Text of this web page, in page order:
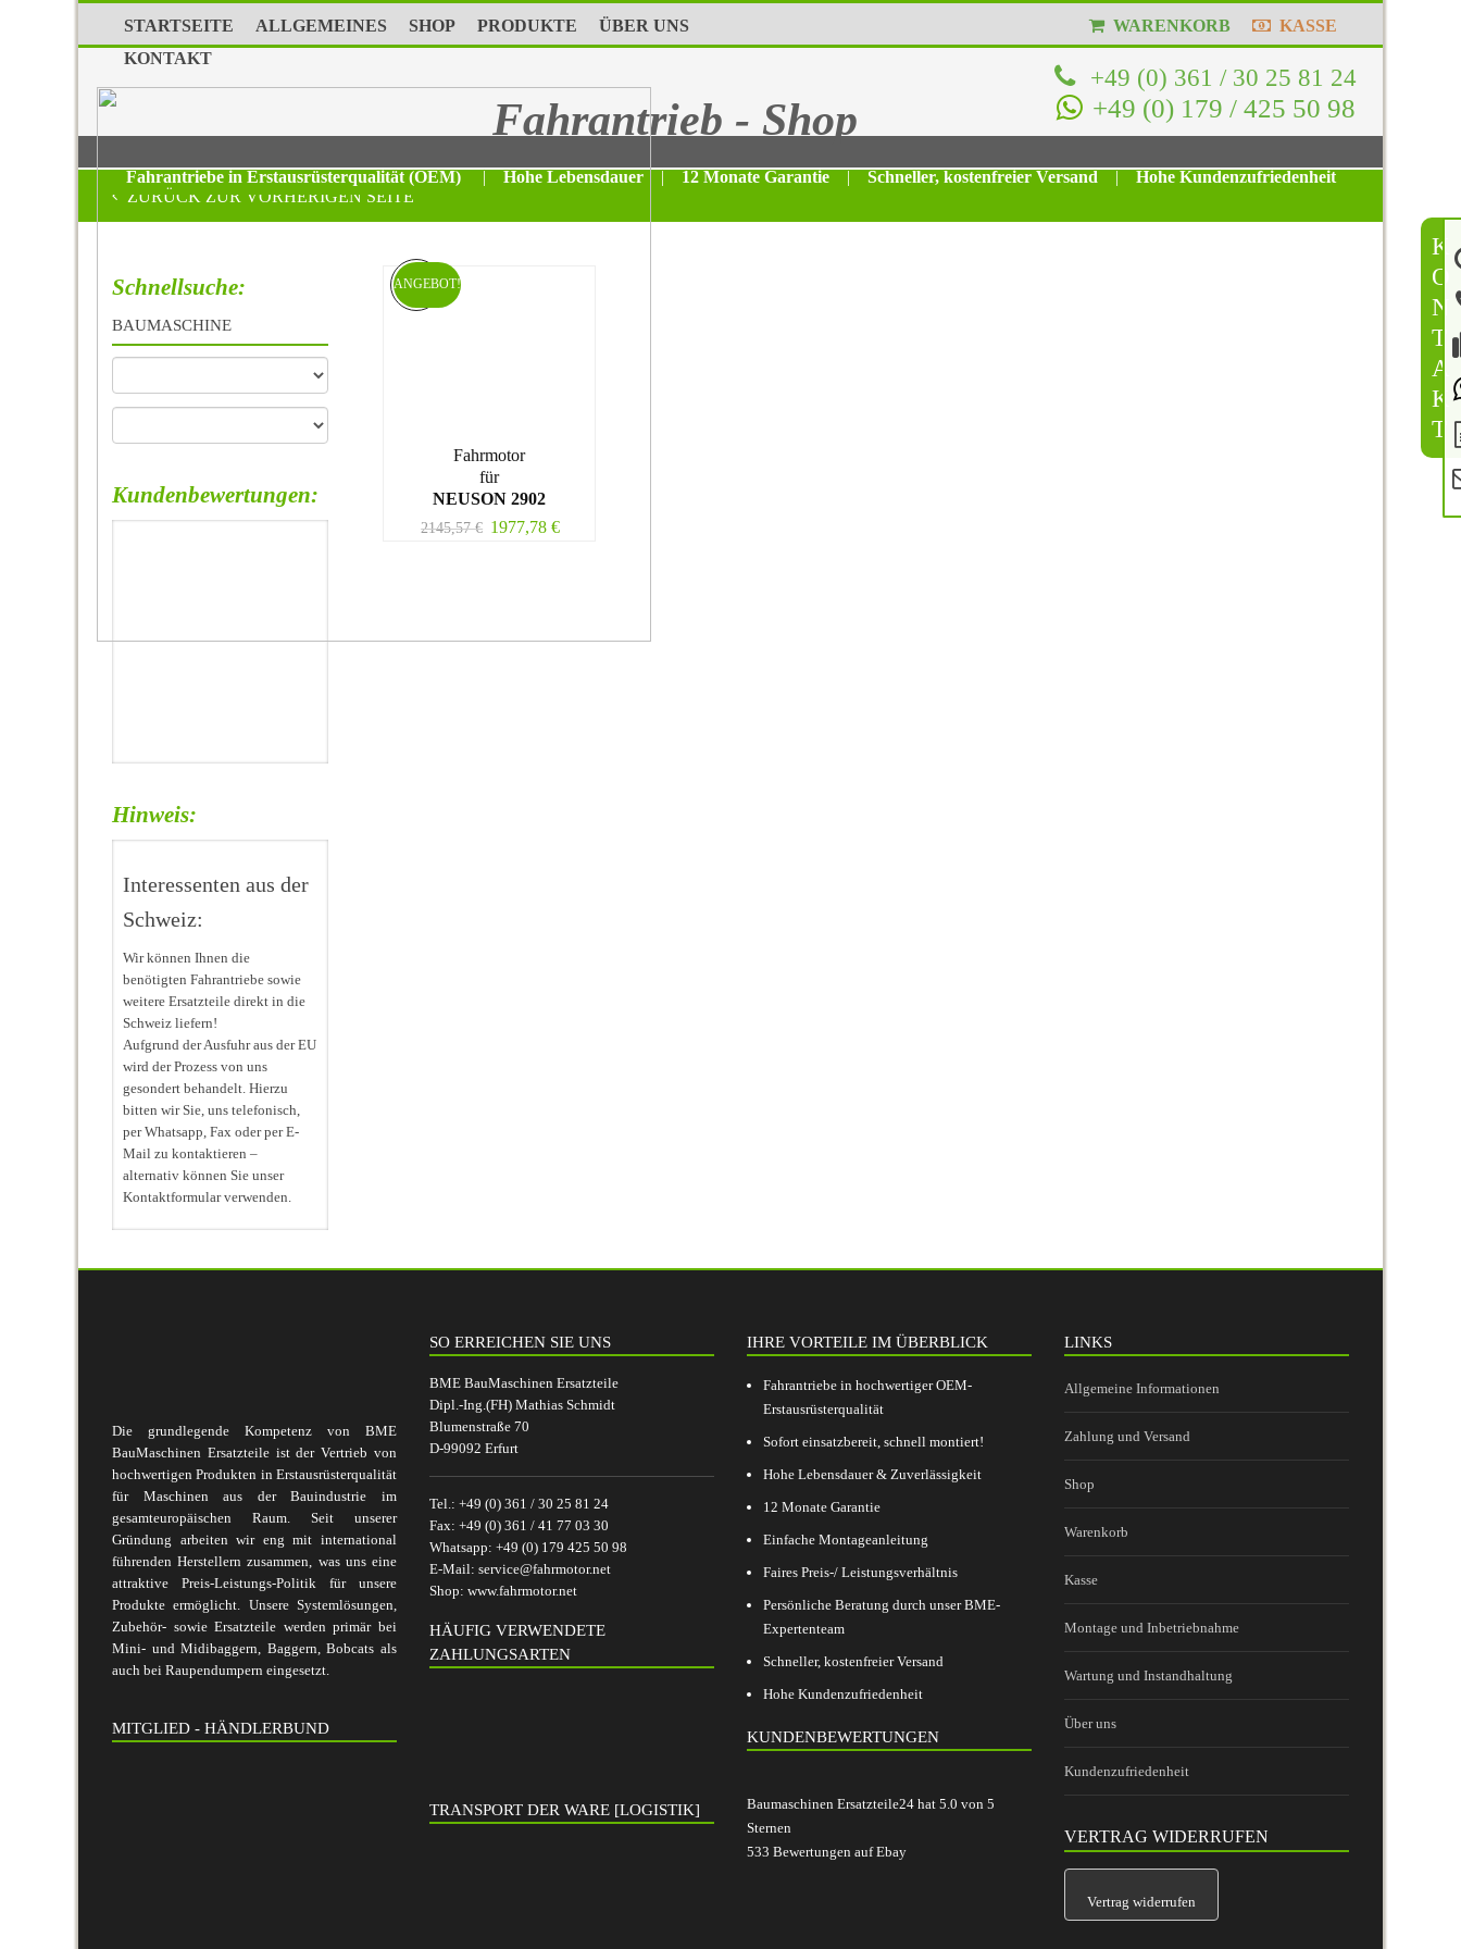
K
O
N
T
A
K
T
STARTSEITE ALLGEMEINES SHOP PRODUKTE
ÜBER UNS
KONTAKT
WARENKORB KASSE
+49 (0) 361 / 30 25 81 24
+49 (0) 179 / 425 50 98
Fahrantrieb - Shop
Fahrantriebe in Erstausrüsterqualität (OEM) | Hohe Lebensdauer | 12 Monate Garantie | Schneller, kostenfreier Versand |
Hohe Kundenzufriedenheit
ZURÜCK ZUR VORHERIGEN SEITE
Fahrmotor
für
NEUSON 2902
2145,57€ 1977,78€
ANGEBOT!
Schnellsuche:
BAUMASCHINE
Kundenbewertungen:
Hinweis:
Interessenten aus der
Schweiz:
Wir können Ihnen die
benötigten Fahrantriebe sowie
weitere Ersatzteile direkt in die
Schweiz liefern!
Aufgrund der Ausfuhr aus der EU
wird der Prozess von uns
gesondert behandelt. Hierzu
bitten wir Sie, uns telefonisch,
per Whatsapp, Fax oder per E-
Mail zu kontaktieren –
alternativ können Sie unser
Kontaktformular verwenden.
Die grundlegende Kompetenz von BME
BauMaschinen Ersatzteile ist der Vertrieb von
hochwertigen Produkten in Erstausrüsterqualität
für Maschinen aus der Bauindustrie im
gesamteuropäischen Raum. Seit unserer
Gründung arbeiten wir eng mit international
führenden Herstellern zusammen, was uns eine
attraktive Preis-Leistungs-Politik für unsere
Produkte ermöglicht. Unsere Systemlösungen,
Zubehör- sowie Ersatzteile werden primär bei
Mini- und Midibaggern, Baggern, Bobcats als
auch bei Raupendumpern eingesetzt.
MITGLIED - HÄNDLERBUND
SO ERREICHEN SIE UNS
BME BauMaschinen Ersatzteile
Dipl.-Ing.(FH) Mathias Schmidt
Blumenstraße 70
D-99092 Erfurt
Tel.: +49 (0) 361 / 30 25 81 24
Fax: +49 (0) 361 / 41 77 03 30
Whatsapp: +49 (0) 179 425 50 98
E-Mail: service@fahrmotor.net
Shop: www.fahrmotor.net
HÄUFIG VERWENDETE
ZAHLUNGSARTEN
TRANSPORT DER WARE [LOGISTIK]
IHRE VORTEILE IM ÜBERBLICK
Fahrantriebe in hochwertiger OEM-
Erstausrüsterqualität
Sofort einsatzbereit, schnell montiert!
Hohe Lebensdauer & Zuverlässigkeit
12 Monate Garantie
Einfache Montageanleitung
Faires Preis-/ Leistungsverhältnis
Persönliche Beratung durch unser BME-
Expertenteam
Schneller, kostenfreier Versand
Hohe Kundenzufriedenheit
KUNDENBEWERTUNGEN
Baumaschinen Ersatzteile24 hat 5.0 von 5
Sternen
533 Bewertungen auf Ebay
LINKS
Allgemeine Informationen
Zahlung und Versand
Shop
Warenkorb
Kasse
Montage und Inbetriebnahme
Wartung und Instandhaltung
Über uns
Kundenzufriedenheit
VERTRAG WIDERRUFEN
Vertrag widerrufen